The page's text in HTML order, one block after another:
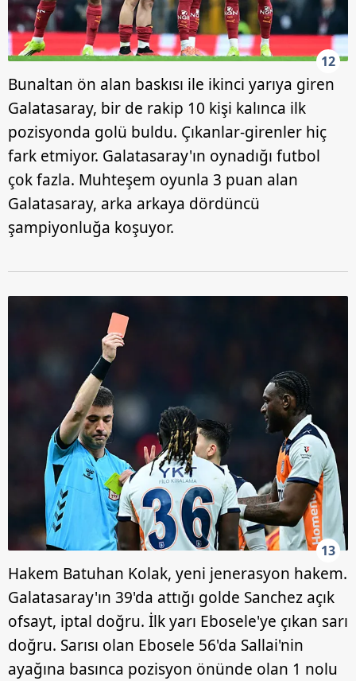
12
Bunaltan ön alan baskısı ile ikinci yarıya giren
Galatasaray, bir de rakip 10 kişi kalınca ilk
pozisyonda golü buldu. Çıkanlar-girenler hiç
fark etmiyor. Galatasaray'ın oynadığı futbol
çok fazla. Muhteşem oyunla 3 puan alan
Galatasaray, arka arkaya dördüncü
şampiyonluğa koşuyor.
13
Hakem Batuhan Kolak, yeni jenerasyon hakem.
Galatasaray'ın 39'da attığı golde Sanchez açık
ofsayt, iptal doğru. İlk yarı Ebosele'ye çıkan sarı
doğru. Sarısı olan Ebosele 56'da Sallai'nin
ayağına basınca pozisyon önünde olan 1 nolu